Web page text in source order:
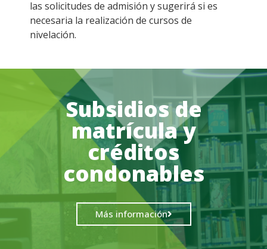
las solicitudes de admisión y sugerirá si es
necesaria la realización de cursos de
nivelación.
Subsidios de
matrícula y
créditos
condonables
Más información